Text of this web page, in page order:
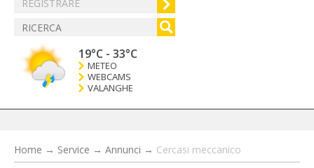
REGISTRARE
19°C - 33°C
METEO
WEBCAMS
VALANGHE
Home → Service → Annunci → Cercasi meccanico